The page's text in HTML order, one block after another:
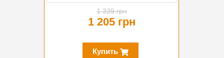
1 339 грн
1 205 грн
Купить